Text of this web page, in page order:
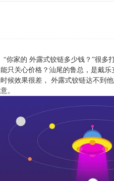
“你家的 外露式铰链多少钱？”很多
只关心价格？汕尾的鲁总，是戴
候效果很差， 外露式铰链达不到
。